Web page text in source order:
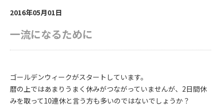
2016年05月01日
一流になるために
ゴールデンウィークがスタートしています。
暦の上ではあまりうまく休みがつながっていませんが、2日間休
みを取って10連休と言う方も多いのではないでしょうか？